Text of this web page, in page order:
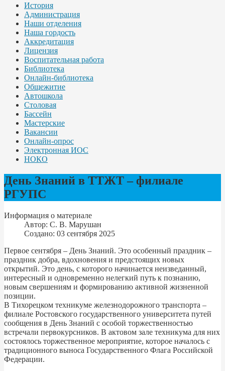
История
Администрация
Наши отделения
Наша гордость
Аккредитация
Лицензия
Воспитательная работа
Библиотека
Онлайн-библиотека
Общежитие
Автошкола
Столовая
Бассейн
Мастерские
Вакансии
Онлайн-опрос
Электронная ИОС
НОКО
День Знаний в ТТЖТ – филиале
РГУПС
Информация о материале
Автор: С. В. Марушан
Создано: 03 сентября 2025
Первое сентября – День Знаний. Это особенный праздник –
праздник добра, вдохновения и предстоящих новых
открытий. Это день, с которого начинается неизведанный,
интересный и одновременно нелегкий путь к познанию,
новым свершениям и формированию активной жизненной
позиции.
В Тихорецком техникуме железнодорожного транспорта –
филиале Ростовского государственного университета путей
сообщения в День Знаний с особой торжественностью
встречали первокурсников. В актовом зале техникума для них
состоялось торжественное мероприятие, которое началось с
традиционного выноса Государственного Флага Российской
Федерации.